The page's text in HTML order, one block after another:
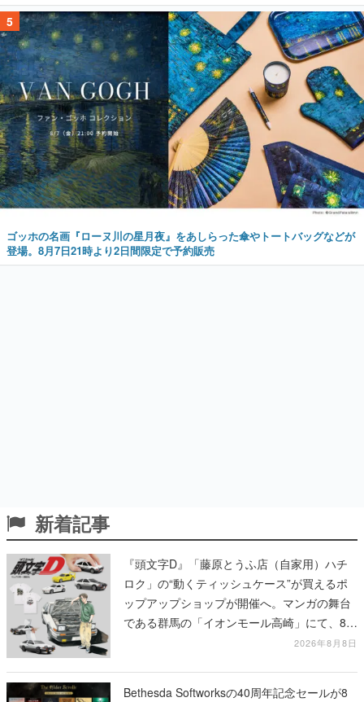
5
ゴッホの名画『ローヌ川の星月夜』をあしらった傘やトートバッグなどが
登場。8月7日21時より2日間限定で予約販売
新着記事
『頭文字D』「藤原とうふ店（自家用）ハチ
ロク」の“動くティッシュケース”が買えるポ
ップアップショップが開催へ。マンガの舞台
である群馬の「イオンモール高崎」にて、8月
11日から8月20日までの期間限定で開催予定
2026年8月8日
Bethesda Softworksの40周年記念セールが8